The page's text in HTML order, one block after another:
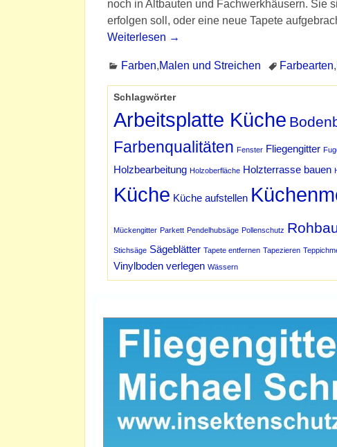
noch in Altbauten und Fachwerkhäusern. Sie
erfolgen soll, oder eine neue Tapete
Weiterlesen →
Farben,Malen und Streichen Farbearten,
Schlagwörter
Arbeitsplatte Küche
Farbenqualitäten Fenster Fliegengitter
Holzbearbeitung Holzoberfläche Holzterrasse bauen
Küche Küche aufstellen
Mückengitter Parkett Pendelhubsäge Pollenschutz
Stichsäge Sägeblätter Tapete entfernen Tapezieren
Vinylboden verlegen Wässern